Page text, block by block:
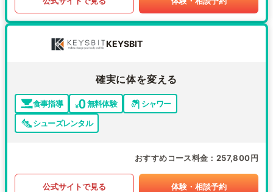
KEYSBIT
確実に体を変える
食事指導 無料体験
シャワー
シューズレンタル
おすすめコース料金 257,800円
公式サイトで見る 体験・相談予約